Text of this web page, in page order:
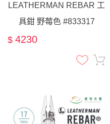
LEATHERMAN REBAR 工
具鉗 野莓色 #833317
$ 4230